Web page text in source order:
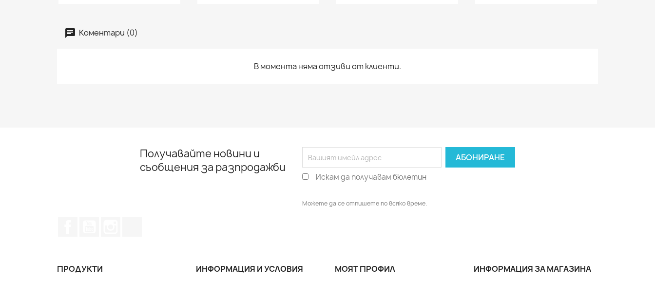
Коментари (0)
В момента няма отзиви от клиенти.
Получавайте новини и
съобщения за разпродажби
Искам да получавам бюлетин
Можете да се отпишете по всяко време.
ПРОДУКТИ ИНФОРМАЦИЯ И УСЛОВИЯ МОЯТ ПРОФИЛ ИНФОРМАЦИЯ ЗА МАГАЗИНА